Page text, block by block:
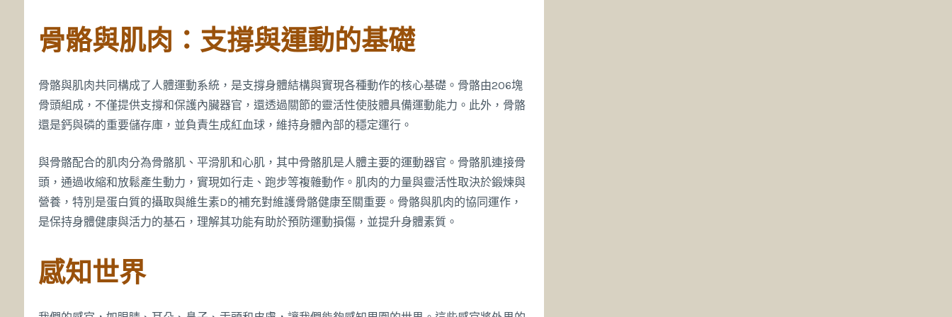
骨骼與肌肉：支撐與運動的基礎
骨骼與肌肉共同構成了人體運動系統，是支撐身體結構與實現各種動作的核心基礎。骨骼由206塊
骨頭組成，不僅提供支撐和保護內臟器官，還透過關節的靈活性使肢體具備運動能力。此外，骨骼
還是鈣與磷的重要儲存庫，並負責生成紅血球，維持身體內部的穩定運行。
與骨骼配合的肌肉分為骨骼肌、平滑肌和心肌，其中骨骼肌是人體主要的運動器官。骨骼肌連接骨
頭，通過收縮和放鬆產生動力，實現如行走、跑步等複雜動作。肌肉的力量與靈活性取決於鍛煉與
營養，特別是蛋白質的攝取與維生素D的補充對維護骨骼健康至關重要。骨骼與肌肉的協同運作，
是保持身體健康與活力的基石，理解其功能有助於預防運動損傷，並提升身體素質。
感知世界